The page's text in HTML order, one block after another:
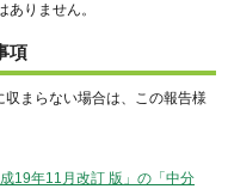
りません。
項
収まらない場合は、この報告様
19年11月改訂 版」の「中分